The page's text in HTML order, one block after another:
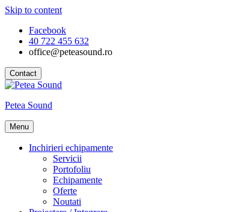
Skip to content
Facebook
40 722 455 632
office@peteasound.ro
Contact
Petea Sound
Menu
Inchirieri echipamente
Servicii
Portofoliu
Echipamente
Oferte
Noutati